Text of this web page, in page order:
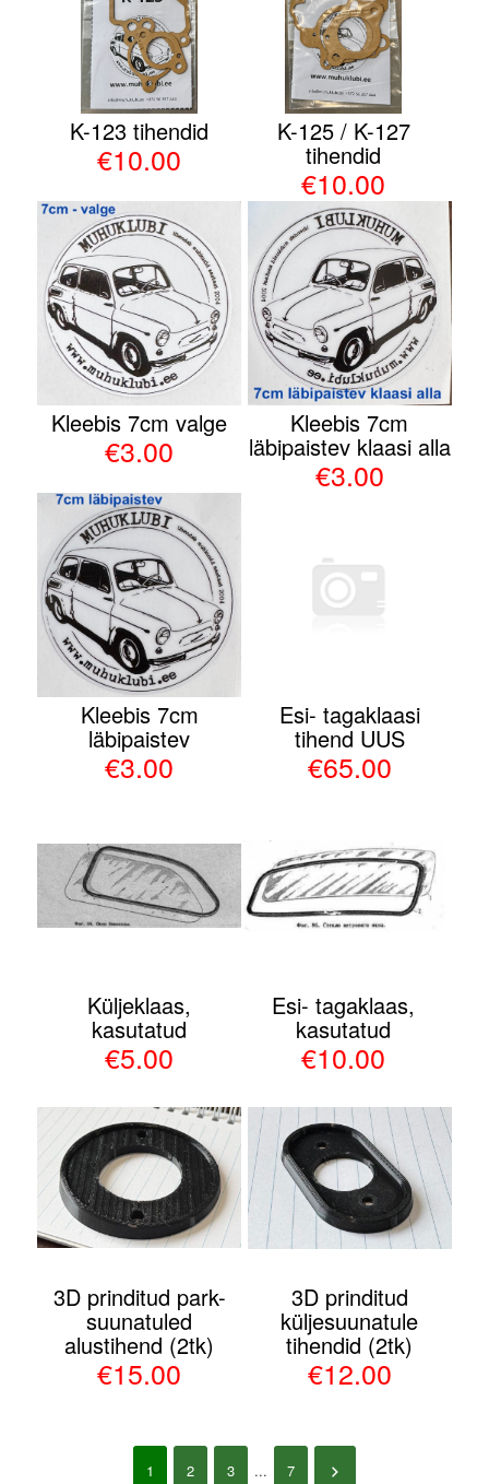
K-123 tihendid
€10.00
K-125 / K-127
tihendid
€10.00
Kleebis 7cm valge
€3.00
Kleebis 7cm
läbipaistev klaasi alla
€3.00
Kleebis 7cm
läbipaistev
€3.00
Esi- tagaklaasi
tihend UUS
€65.00
Küljeklaas,
kasutatud
€5.00
Esi- tagaklaas,
kasutatud
€10.00
3D prinditud park-
suunatuled
alustihend (2tk)
€15.00
3D prinditud
küljesuunatule
tihendid (2tk)
€12.00
1 2 3 ... 7